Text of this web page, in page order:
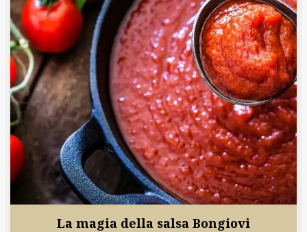
La magia della salsa Bongiovi